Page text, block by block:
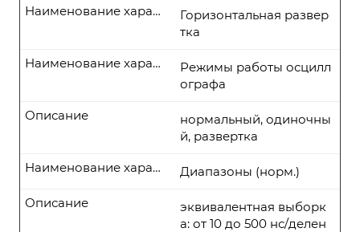
Горизонтальная развер
тка
Наименование характеристики
Режимы работы осцилл
ографа
Наименование характеристики
нормальный, одиночны
й, развертка
Описание
Диапазоны (норм.)
Наименование характеристики
эквивалентная выборк
а: от 10 до 500 нс/делен
Описание